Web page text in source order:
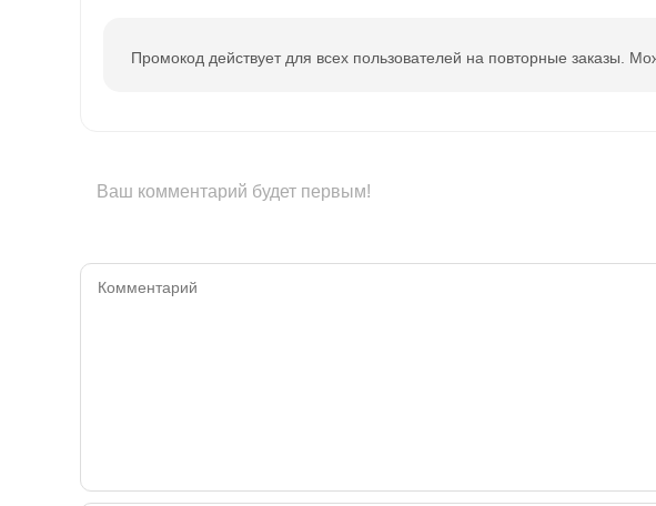
Промокод действует для всех пользователей на повторные заказы.
Ваш комментарий будет первым!